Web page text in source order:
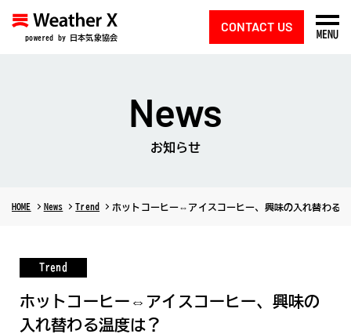
powered by 日本気象協会 MENU
CONTACT US
News
お知らせ
HOME News Trend ホットコーヒー⇔アイスコーヒー、興味の入れ替わる
Trend
ホットコーヒー⇔アイスコーヒー、興味の
入れ替わる温度は？